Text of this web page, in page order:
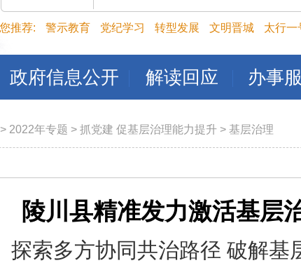
推荐: 警示教育 党纪学习 转型发展 文明晋城 太行一
政府信息公开 解读回应 办事
> 2022年专题 > 抓党建 促基层治理能力提升 > 基层治理
陵川县精准发力激活基层
探索多方协同共治路径 破解基